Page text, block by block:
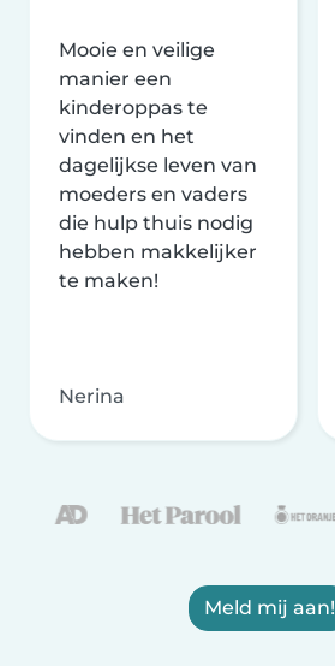
Mooie en veilige
manier een
kinderoppas te
vinden en het
dagelijkse leven van
moeders en vaders
die hulp thuis nodig
hebben makkelijker
te maken!
Nerina
Meld mij aan!